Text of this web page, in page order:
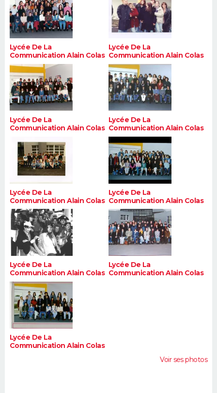
Lycée De La
Communication Alain Colas
Lycée De La
Communication Alain Colas
Lycée De La
Communication Alain Colas
Lycée De La
Communication Alain Colas
Lycée De La
Communication Alain Colas
Lycée De La
Communication Alain Colas
Lycée De La
Communication Alain Colas
Lycée De La
Communication Alain Colas
Lycée De La
Communication Alain Colas
Voir ses photos